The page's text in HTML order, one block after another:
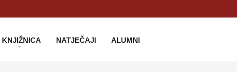
KNJIŽNICA NATJEČAJI ALUMNI